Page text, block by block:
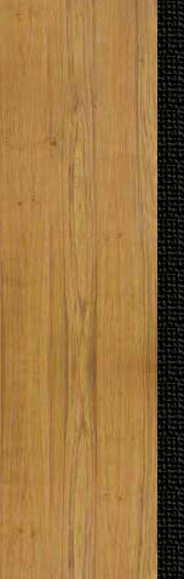
rueducommerce
le bon coin
annonce bon coin
voyage pages
jaunes.fr
avenir paje jaune
les pages jaunes